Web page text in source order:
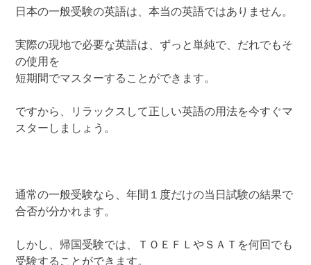
日本の一般受験の英語は、本当の英語ではありません。
実際の現地で必要な英語は、ずっと単純で、だれでもそ
の使用を
短期間でマスターすることができます。
ですから、リラックスして正しい英語の用法を今すぐマ
スターしましょう。
通常の一般受験なら、年間１度だけの当日試験の結果で
合否が分かれます。
しかし、帰国受験では、ＴＯＥＦＬやＳＡＴを何回でも
受験することができます。